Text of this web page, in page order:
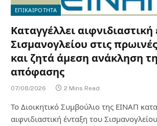
ΕΠΙΚΑΙΡΟΤΗΤΑ
Καταγγέλλει
Σισμανογλείου στις
και ζητά άμεση ανάκληση
απόφασης
07/08/2026 2 Mins Read
Το Διοικητικό Συμβούλιο της ΕΙΝΑΠ
αιφνιδιαστική ένταξη του